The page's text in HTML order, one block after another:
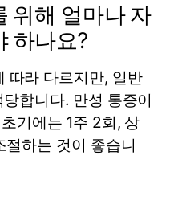
위해 얼마나 자
하나요?
따라 다르지만, 일반
합니다. 만성 통증이
기에는 1주 2회, 상
절하는 것이 좋습니